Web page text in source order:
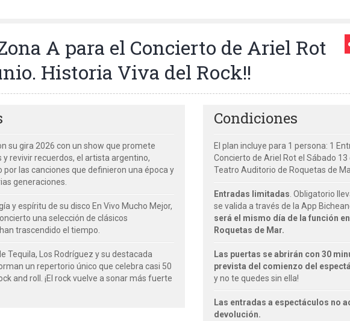
A para el Concierto de Ariel Rot
Historia Viva del Rock!!
su gira 2026 con un show que promete
revivir recuerdos, el artista argentino,
por las canciones que definieron una época y
generaciones.
y espíritu de su disco En Vivo Mucho Mejor,
una selección de clásicos
trascendido el tiempo.
Tequila, Los Rodríguez y su destacada
un repertorio único que celebra casi 50
and roll. ¡El rock vuelve a sonar más fuerte
Condiciones
El plan incluye para 1 persona: 1
Concierto de Ariel Rot el Sábado 13
Teatro Auditorio de Roquetas de
Entradas limitadas . Obligatorio
se valida a través de la App
será el mismo día de la función
Roquetas de Mar.
Las puertas se abrirán con 30
prevista del comienzo del
y no te quedes sin ella!
Las entradas a espectáculos no
devolución.